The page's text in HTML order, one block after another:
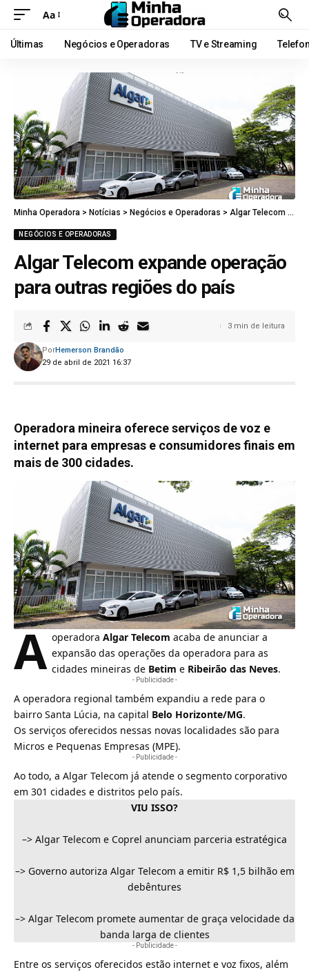
Aa
Últimas Negócios e Operadoras TV e Streaming
Minha Operadora > Notícias > Negócios e Operadoras > Algar Telecom expande operação para outras regiões do país
NEGÓCIOS E OPERADORAS
Algar Telecom expande operação
para outras regiões do país
29 de abril de 2021 16:37
PorHemerson Brandão
3 min de leitura
Operadora mineira oferece serviços de voz e
internet para empresas e consumidores finais em
mais de 300 cidades.
A operadora Algar Telecom acaba de anunciar a
expansão das operações da operadora para as
cidades mineiras de Betim e Ribeirão das Neves.
- Publicidade -
A operadora regional também expandiu a rede para o
bairro Santa Lúcia, na capital Belo Horizonte/MG.
Os serviços oferecidos nessas novas localidades são para
Micros e Pequenas Empresas (MPE).
- Publicidade -
Ao todo, a Algar Telecom já atende o segmento corporativo
em 301 cidades e distritos pelo país.
VIU ISSO?
–> Algar Telecom e Coprel anunciam parceria estratégica
–> Governo autoriza Algar Telecom a emitir R$ 1,5 bilhão em
debêntures
–> Algar Telecom promete aumentar de graça velocidade da
banda larga de clientes
- Publicidade -
Entre os serviços oferecidos estão internet e voz fixos, além